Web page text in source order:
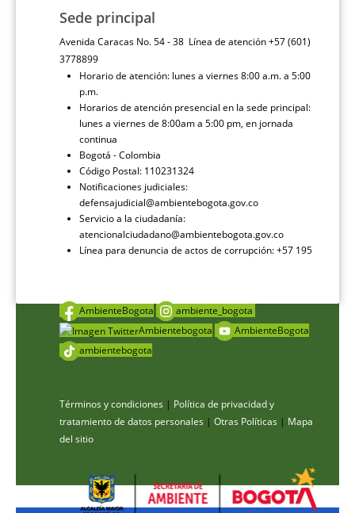
Sede principal
Avenida Caracas No. 54 - 38 Línea de atención +57 (601)
3778899
Horario de atención: lunes a viernes 8:00 a.m. a 5:00
p.m.
Horarios de atención presencial en la sede principal:
lunes a viernes de 8:00am a 5:00 pm, en jornada
continua
Bogotá - Colombia
Código Postal: 110231324
Notificaciones judiciales:
defensajudicial@ambientebogota.gov.co
Servicio a la ciudadanía:
atencionalciudadano@ambientebogota.gov.co
Línea para denuncia de actos de corrupción: +57 195
AmbienteBogota
ambiente_bogota
Ambientebogota
AmbienteBogota
ambientebogota
Términos y condiciones | Política de privacidad y
tratamiento de datos personales | Otras Políticas | Mapa
del sitio